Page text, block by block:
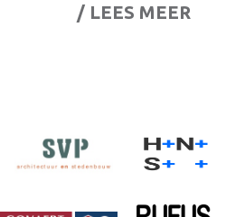
/ LEES MEER